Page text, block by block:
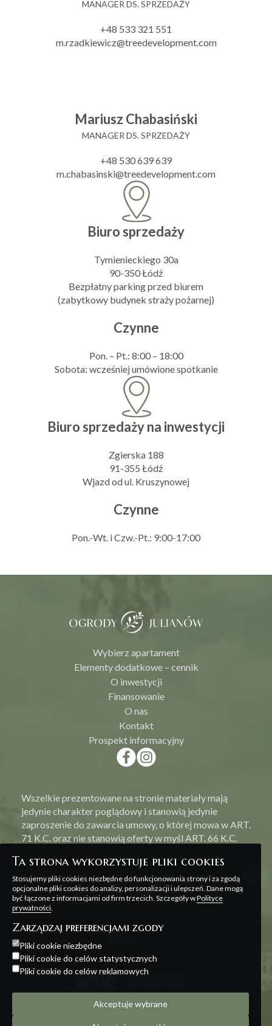
MANAGER DS. SPRZEDAŻY
+48 533 321 551
m.rzadkiewicz@treedevelopment.com
Mariusz Chabasiński
MANAGER DS. SPRZEDAŻY
+48 530 639 639
m.chabasinski@treedevelopment.com
Biuro sprzedaży
Tymienieckiego 30a
90-350 Łódź
Bezpłatny parking przed biurem
(zabytkowy budynek straży pożarnej)
Czynne
Pon. – Pt.: 8:00 – 18:00
Sobota: wcześniej umówione spotkanie
Biuro sprzedaży na inwestycji
Zgierska 188
91-355 Łódź
Wjazd od ul. Kruszynowej
Czynne
Pon.-Wt. i Czw.-Pt.: 9:00-17:00
Wybierz apartament
Elementy dodatkowe – cennik
O inwestycji
Finansowanie
O nas
Kontakt
Prospekt informacyjny
Wszelkie prezentowane na stronie materiały mają
jedynie charakter poglądowy i stanowią jedynie
zaproszenie do zawarcia umowy, o której mowa w ART.
71 K.C. oraz nie stanowią oferty w myśl ART. 66 K.C.
Polityka prywatności
Ta strona wykorzystuje pliki cookies
Stosujemy pliki cookies niezbędne do funkcjonowania strony i za zgodą
opcjonalne pliki cookies do analizy, personalizacji i ulepszeń. Dane mogą
być łączone z informacjami od firm trzecich. Szczegóły wPolityce
prywatności.
Zarządzaj preferencjami zgody
Pliki cookie niezbędne
Pliki cookie do celów statystycznych
Pliki cookie do celów reklamowych
Akceptuje wybrane